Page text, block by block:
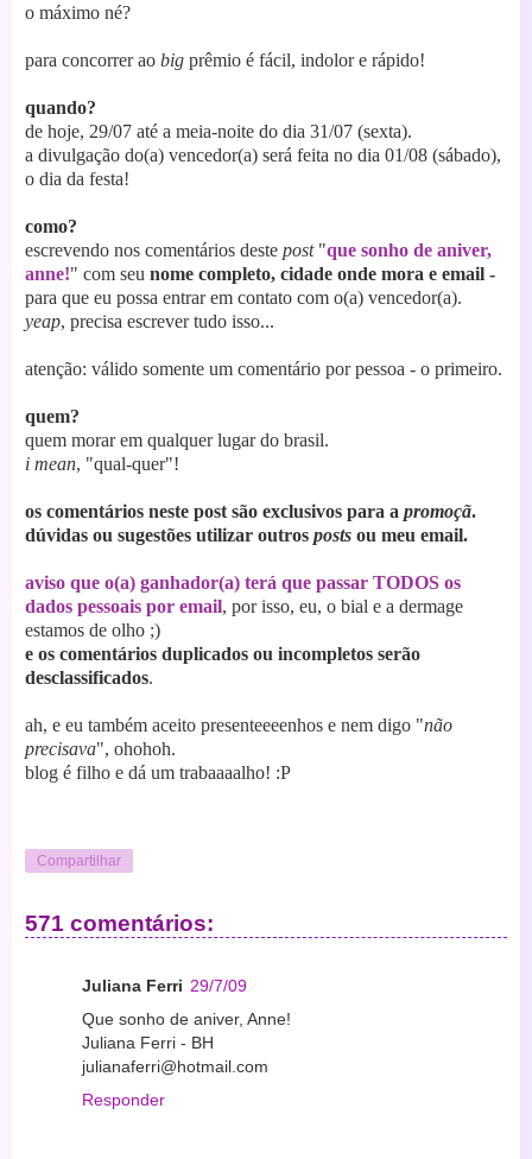
o máximo né?
para concorrer ao big prêmio é fácil, indolor e rápido!
quando?
de hoje, 29/07 até a meia-noite do dia 31/07 (sexta).
a divulgação do(a) vencedor(a) será feita no dia 01/08 (sábado),
o dia da festa!
como?
escrevendo nos comentários deste post"que sonho de aniver,
anne!" com seu nome completo, cidade onde mora e email -
para que eu possa entrar em contato com o(a) vencedor(a).
yeap, precisa escrever tudo isso...
atenção: válido somente um comentário por pessoa - o primeiro.
quem?
quem morar em qualquer lugar do brasil.
i mean, "qual-quer"!
os comentários neste post são exclusivos para a promoçã.
dúvidas ou sugestões utilizar outros posts ou meu email.
aviso que o(a) ganhador(a) terá que passar TODOS os
dados pessoais por email, por isso, eu, o bial e a dermage
estamos de olho ;)
e os comentários duplicados ou incompletos serão
desclassificados.
ah, e eu também aceito presenteeeenhos e nem digo "não
precisava", ohohoh.
blog é filho e dá um trabaaaalho! :P
Compartilhar
571 comentários:
Juliana Ferri 29/7/09
Que sonho de aniver, Anne!
Juliana Ferri - BH
julianaferri@hotmail.com
Responder